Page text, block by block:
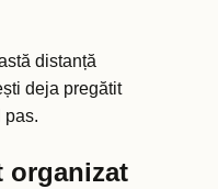
distanță
deja pregătit
pas.
organizat